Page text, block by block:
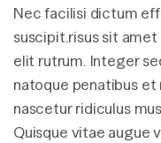
Nec facilisi dictum
suscipit.risus sit
elit rutrum. Integer
natoque penatibus
nascetur ridiculus
Quisque vitae augue